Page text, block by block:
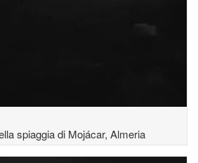
spiaggia di Mojácar, Almeria